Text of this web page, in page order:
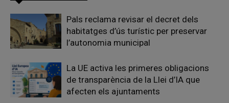
Pals reclama revisar el decret dels
habitatges d’ús turístic per preservar
l’autonomia municipal
La UE activa les primeres obligacions
de transparència de la Llei d’IA que
afecten els ajuntaments